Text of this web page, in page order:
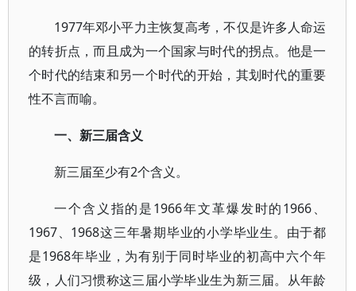
1977年邓小平力主恢复高考，不仅是许多人命运
的转折点，而且成为一个国家与时代的拐点。他是一
个时代的结束和另一个时代的开始，其划时代的重要
性不言而喻。
一、新三届含义
新三届至少有2个含义。
一个含义指的是1966年文革爆发时的1966、
1967、1968这三年暑期毕业的小学毕业生。由于都
是1968年毕业，为有别于同时毕业的初高中六个年
级，人们习惯称这三届小学毕业生为新三届。从年龄